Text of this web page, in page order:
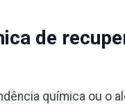
de
química ou o